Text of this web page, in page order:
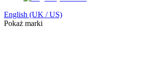
English (UK / US)
Pokaż marki